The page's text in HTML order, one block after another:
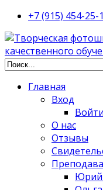
+7 (915) 454-25-
Главная
Вход
О нас
Отзывы
Юрий